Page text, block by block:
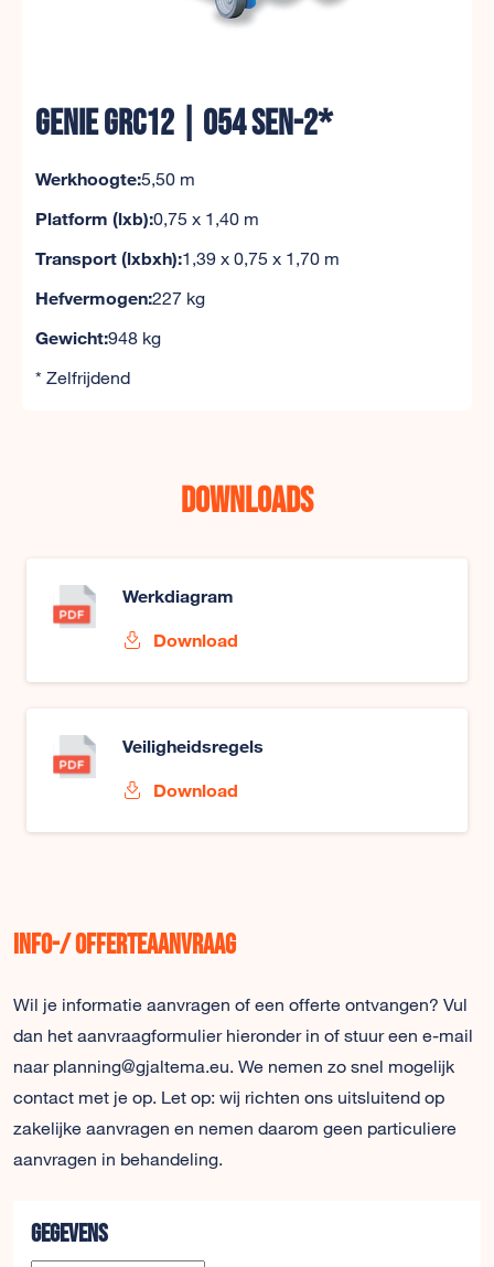
GENIE GRC12 | 054 SEN-2*
Werkhoogte:5,50 m
Platform (lxb):0,75 x 1,40 m
Transport (lxbxh):1,39 x 0,75 x 1,70 m
Hefvermogen:227 kg
Gewicht:948 kg
* Zelfrijdend
Downloads
Werkdiagram
Download
Veiligheidsregels
Download
Info-/ offerteaanvraag
Wil je informatie aanvragen of een offerte ontvangen? Vul
dan het aanvraagformulier hieronder in of stuur een e-mail
naar planning@gjaltema.eu. We nemen zo snel mogelijk
contact met je op. Let op: wij richten ons uitsluitend op
zakelijke aanvragen en nemen daarom geen particuliere
aanvragen in behandeling.
Gegevens